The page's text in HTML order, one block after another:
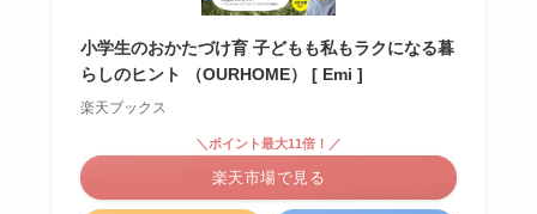
小学生のおかたづけ育 子どもも私もラクになる暮
らしのヒント （OURHOME） [ Emi ]
楽天ブックス
＼ポイント最大11倍！／
楽天市場で見る